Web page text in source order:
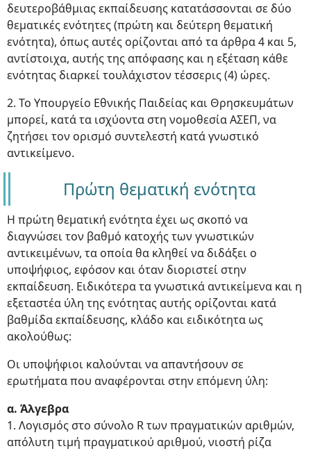
δευτεροβάθμιας εκπαίδευσης κατατάσσονται σε δύο
θεματικές ενότητες (πρώτη και δεύτερη θεματική
ενότητα), όπως αυτές ορίζονται από τα άρθρα 4 και 5,
αντίστοιχα, αυτής της απόφασης και η εξέταση κάθε
ενότητας διαρκεί τουλάχιστον τέσσερις (4) ώρες.
2. Το Υπουργείο Εθνικής Παιδείας και Θρησκευμάτων
μπορεί, κατά τα ισχύοντα στη νομοθεσία ΑΣΕΠ, να
ζητήσει τον ορισμό συντελεστή κατά γνωστικό
αντικείμενο.
Πρώτη θεματική ενότητα
Η πρώτη θεματική ενότητα έχει ως σκοπό να
διαγνώσει τον βαθμό κατοχής των γνωστικών
αντικειμένων, τα οποία θα κληθεί να διδάξει ο
υποψήφιος, εφόσον και όταν διοριστεί στην
εκπαίδευση. Ειδικότερα τα γνωστικά αντικείμενα και η
εξεταστέα ύλη της ενότητας αυτής ορίζονται κατά
βαθμίδα εκπαίδευσης, κλάδο και ειδικότητα ως
ακολούθως:
Οι υποψήφιοι καλούνται να απαντήσουν σε
ερωτήματα που αναφέρονται στην επόμενη ύλη:
α. Άλγεβρα
1. Λογισμός στο σύνολο R των πραγματικών αριθμών,
απόλυτη τιμή πραγματικού αριθμού, νιοστή ρίζα